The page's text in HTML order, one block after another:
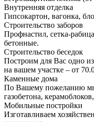
Внутренняя отделка
Гипсокартон, вагонка,
Строительство заборов
Профнастил, сетка-
бетонные.
Строительство беседок
Построим для Вас одно
на вашем участке – от
Каменные дома
По Вашему пожеланию
газобетона,
Мобильные постройки
Изготавливаем